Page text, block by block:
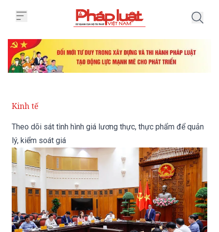
Kinh tế
Theo dõi sát tình hình giá lương thực, thực phẩm để quản
lý, kiểm soát giá